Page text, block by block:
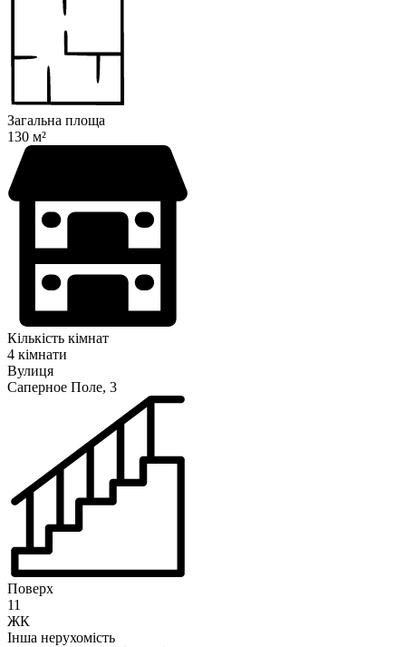
Загальна площа
130 м²
Кількість кімнат
4 кімнати
Вулиця
Саперное Поле, 3
Поверх
11
ЖК
Інша нерухомість